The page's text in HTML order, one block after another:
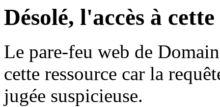
Désolé, l'accès à
Le pare-feu web de
cette ressource car la
jugée suspicieuse.